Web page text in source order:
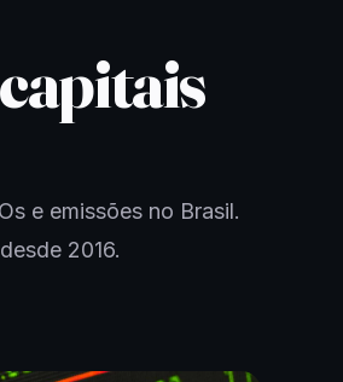
e emissões no Brasil.
2016.